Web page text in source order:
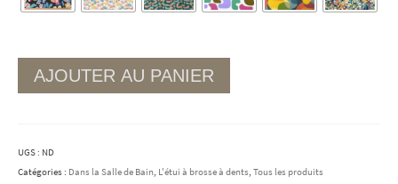
AJOUTER AU PANIER
UGS : ND
Catégories : Dans la Salle de Bain, L'étui à brosse à dents, Tous les produits